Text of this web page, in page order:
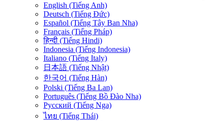
English (Tiếng Anh)
Deutsch (Tiếng Đức)
Español (Tiếng Tây Ban Nha)
Français (Tiếng Pháp)
हिन्दी (Tiếng Hindi)
Indonesia (Tiếng Indonesia)
Italiano (Tiếng Italy)
日本語 (Tiếng Nhật)
한국어 (Tiếng Hàn)
Polski (Tiếng Ba Lan)
Português (Tiếng Bồ Đào Nha)
Русский (Tiếng Nga)
ไทย (Tiếng Thái)